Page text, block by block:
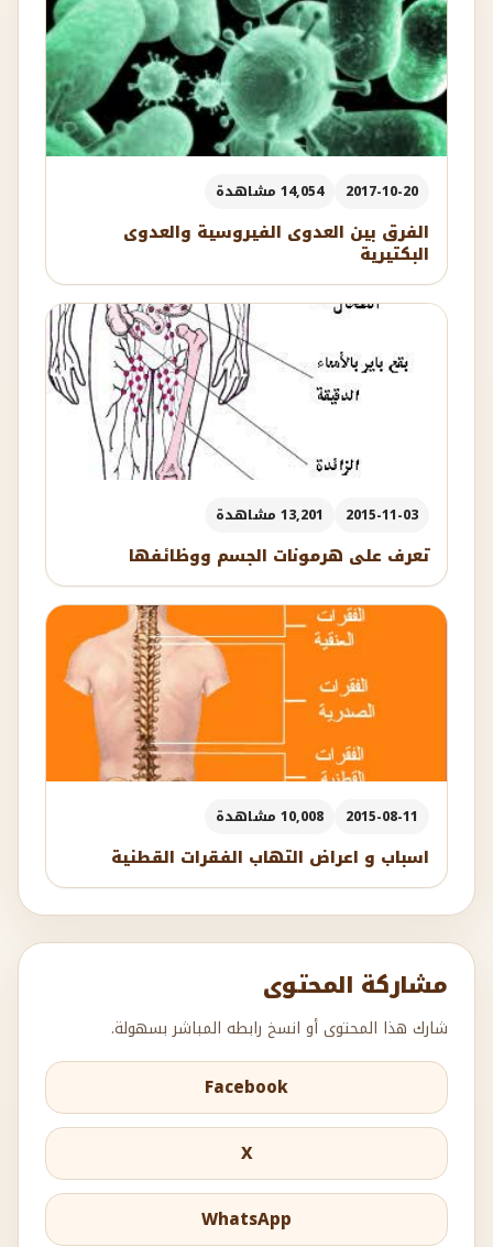
2017-10-20 14,054 مشاهدة
الفرق بين العدوى الفيروسية والعدوى
البكتيرية
2015-11-03 13,201 مشاهدة
تعرف على هرمونات الجسم ووظائفها
2015-08-11 10,008 مشاهدة
اسباب و اعراض التهاب الفقرات القطنية
مشاركة المحتوى
شارك هذا المحتوى أو انسخ رابطه المباشر بسهولة.
Facebook
X
WhatsApp